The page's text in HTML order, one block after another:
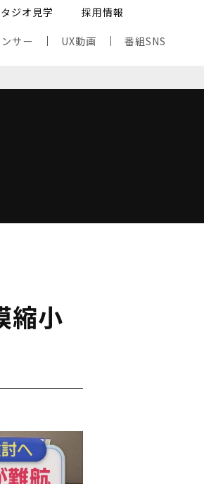
ジオ見学 採用情報
サー UX動画 番組SNS
縮小